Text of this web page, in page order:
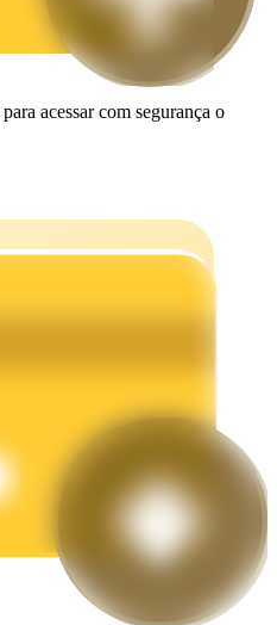
para acessar com segurança o